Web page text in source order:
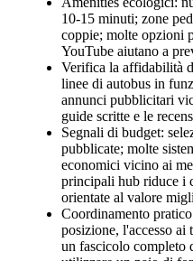
10-15 minuti; zone
coppie; molte opzioni
YouTube aiutano a
Verifica la affidabilità
linee di autobus in
annunci pubblicitari
guide scritte e le
Segnali di budget:
pubblicate; molte
economici vicino ai
principali hub riduce i
orientate al valore
Coordinamento
posizione, l'accesso ai
un fascicolo completo